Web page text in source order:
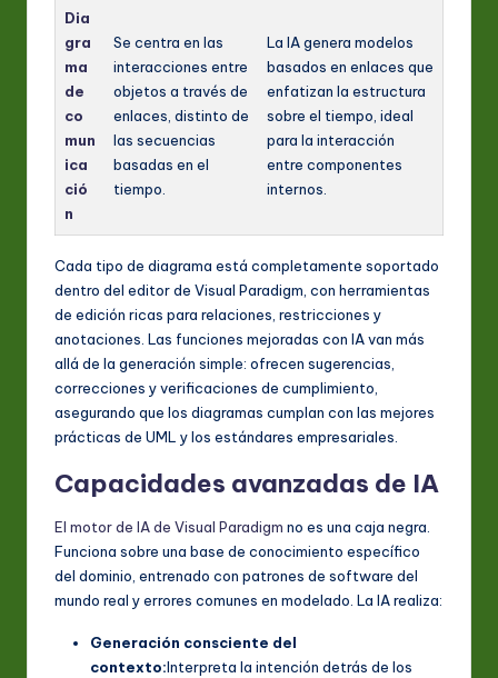
Dia
gra
ma
de
co
mun
ica
ció
n
Se centra en las
interacciones entre
objetos a través de
enlaces, distinto de
las secuencias
basadas en el
tiempo.
La IA genera modelos
basados en enlaces que
enfatizan la estructura
sobre el tiempo, ideal
para la interacción
entre componentes
internos.
Cada tipo de diagrama está completamente soportado
dentro del editor de Visual Paradigm, con herramientas
de edición ricas para relaciones, restricciones y
anotaciones. Las funciones mejoradas con IA van más
allá de la generación simple: ofrecen sugerencias,
correcciones y verificaciones de cumplimiento,
asegurando que los diagramas cumplan con las mejores
prácticas de UML y los estándares empresariales.
Capacidades avanzadas de IA
El motor de IA de Visual Paradigm no es una caja negra.
Funciona sobre una base de conocimiento específico
del dominio, entrenado con patrones de software del
mundo real y errores comunes en modelado. La IA realiza:
Generación consciente del
contexto:Interpreta la intención detrás de los